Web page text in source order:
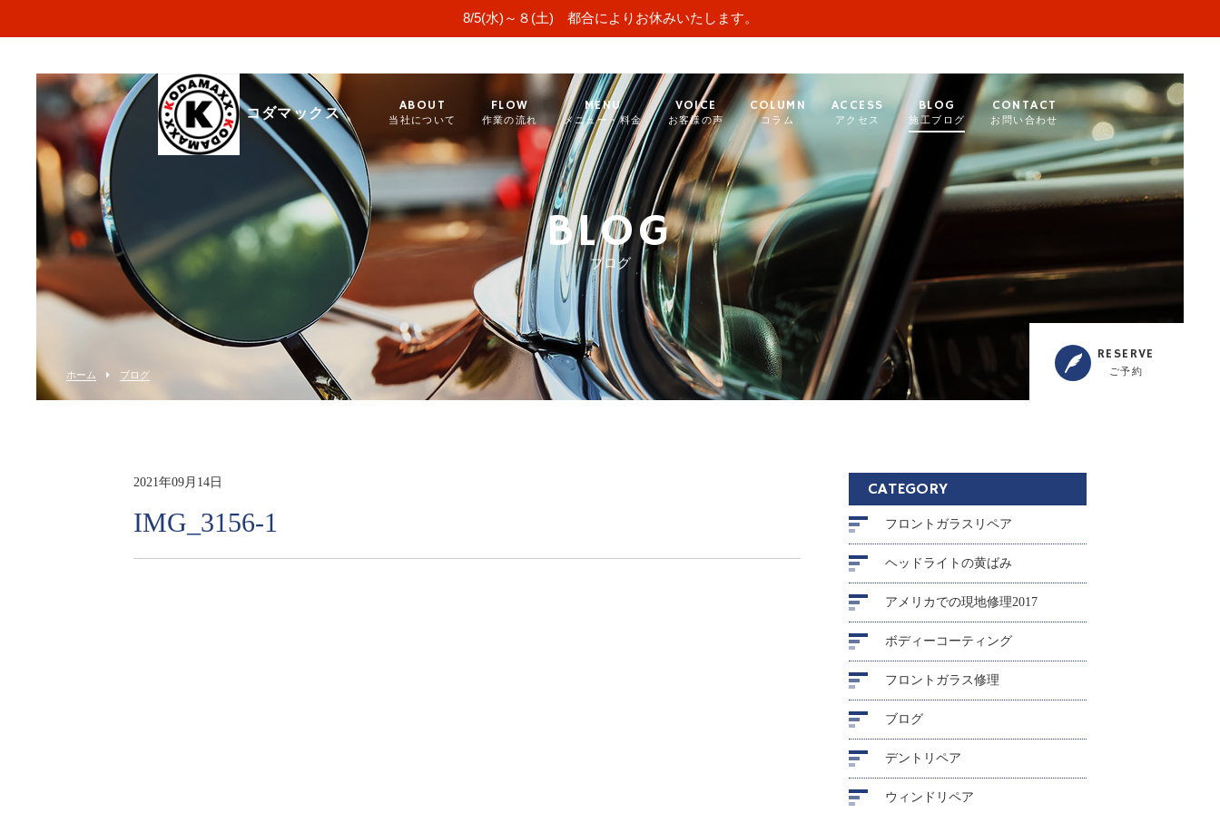
8/5(水)～８(土) 都合によりお休みいたします。
コダマックス
ABOUT
当社について
FLOW
作業の流れ
MENU
メニュー・料金
VOICE
お客様の声
COLUMN
コラム
ACCESS
アクセス
BLOG
施工ブログ
CONTACT
お問い合わせ
BLOG
ブログ
ホーム ブログ
RESERVE
ご予約
2021年09月14日
IMG_3156-1
CATEGORY
フロントガラスリペア
ヘッドライトの黄ばみ
アメリカでの現地修理2017
ボディーコーティング
フロントガラス修理
ブログ
デントリペア
ウィンドリペア